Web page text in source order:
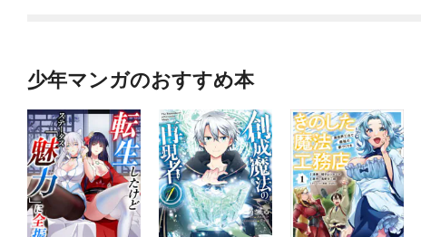
少年マンガのおすすめ本